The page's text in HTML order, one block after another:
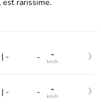
rarissime.
| - - -
km/h
| - - -
km/h